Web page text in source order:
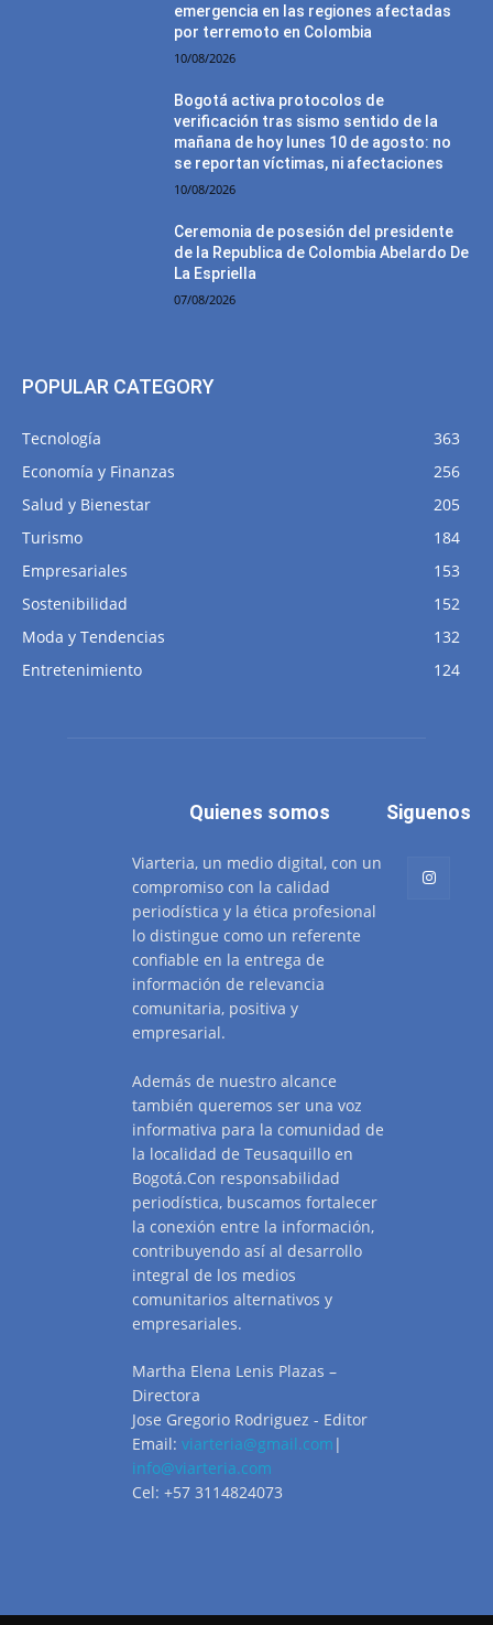
emergencia en las regiones afectadas
por terremoto en Colombia
10/08/2026
Bogotá activa protocolos de
verificación tras sismo sentido de la
mañana de hoy lunes 10 de agosto: no
se reportan víctimas, ni afectaciones
10/08/2026
Ceremonia de posesión del presidente
de la Republica de Colombia Abelardo De
La Espriella
07/08/2026
POPULAR CATEGORY
Tecnología
363
Economía y Finanzas
256
Salud y Bienestar
205
Turismo
184
Empresariales
153
Sostenibilidad
152
Moda y Tendencias
132
Entretenimiento
124
Quienes somos
Viarteria, un medio digital, con un
compromiso con la calidad
periodística y la ética profesional
lo distingue como un referente
confiable en la entrega de
información de relevancia
comunitaria, positiva y
empresarial.
Además de nuestro alcance
también queremos ser una voz
informativa para la comunidad de
la localidad de Teusaquillo en
Bogotá.Con responsabilidad
periodística, buscamos fortalecer
la conexión entre la información,
contribuyendo así al desarrollo
integral de los medios
comunitarios alternativos y
empresariales.
Martha Elena Lenis Plazas –
Directora
Jose Gregorio Rodriguez - Editor
Email: viarteria@gmail.com |
info@viarteria.com
Cel: +57 3114824073
Siguenos